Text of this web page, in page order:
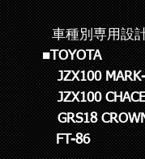
車種別専用設
■TOYOTA
JZX100
JZX100
GRS18
FT-86